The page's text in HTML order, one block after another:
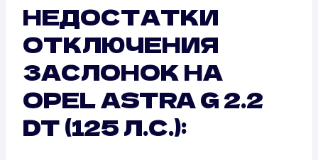
НЕДОСТАТКИ
ОТКЛЮЧЕНИЯ
ЗАСЛОНОК НА
OPEL ASTRA G 2.2
DT (125 Л.С.):